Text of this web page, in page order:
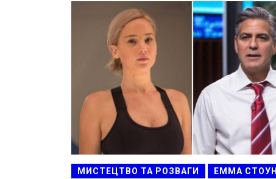
МИСТЕЦТВО ТА РОЗВАГИ ЕММА СТОУН